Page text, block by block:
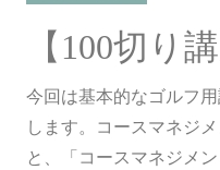
今回は基本的なゴルフ
します。コースマネジ
と、「コースマネジメ